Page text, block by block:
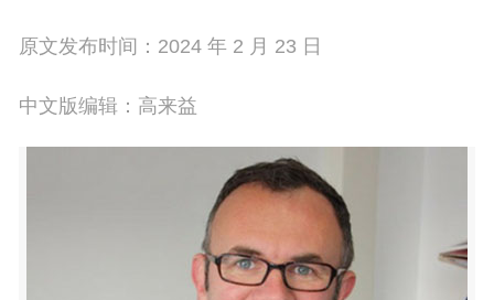
原文发布时间：2024 年 2 月 23 日
中文版编辑：高来益